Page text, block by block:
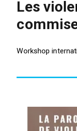
Les
Workshop